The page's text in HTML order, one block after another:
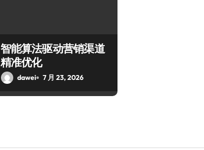
智能算法驱动营销渠道
精准优化
dawei 7 月 23, 2026